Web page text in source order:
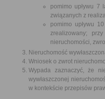
pomimo upływu 7
związanych z
pomimo upływu
zrealizowany;
nieruchomości,
Nieruchomość
Wniosek o zwrot
Wypada zaznaczyć, że
wywłaszczonej
w kontekście przepisów